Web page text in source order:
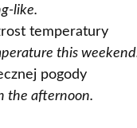
like.
temperatury
this
pogody
the afternoon.